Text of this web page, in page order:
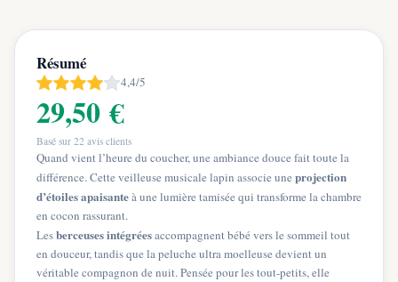
Résumé
4,4/5
29,50 €
Basé sur 22 avis clients
Quand vient l’heure du coucher, une ambiance douce fait toute la
différence. Cette veilleuse musicale lapin associe une projection
d’étoiles apaisanteà une lumière tamisée qui transforme la chambre
en cocon rassurant.
Lesberceuses intégréesaccompagnent bébé vers le sommeil tout
en douceur, tandis que la peluche ultra moelleuse devient un
véritable compagnon de nuit. Pensée pour les tout-petits, elle